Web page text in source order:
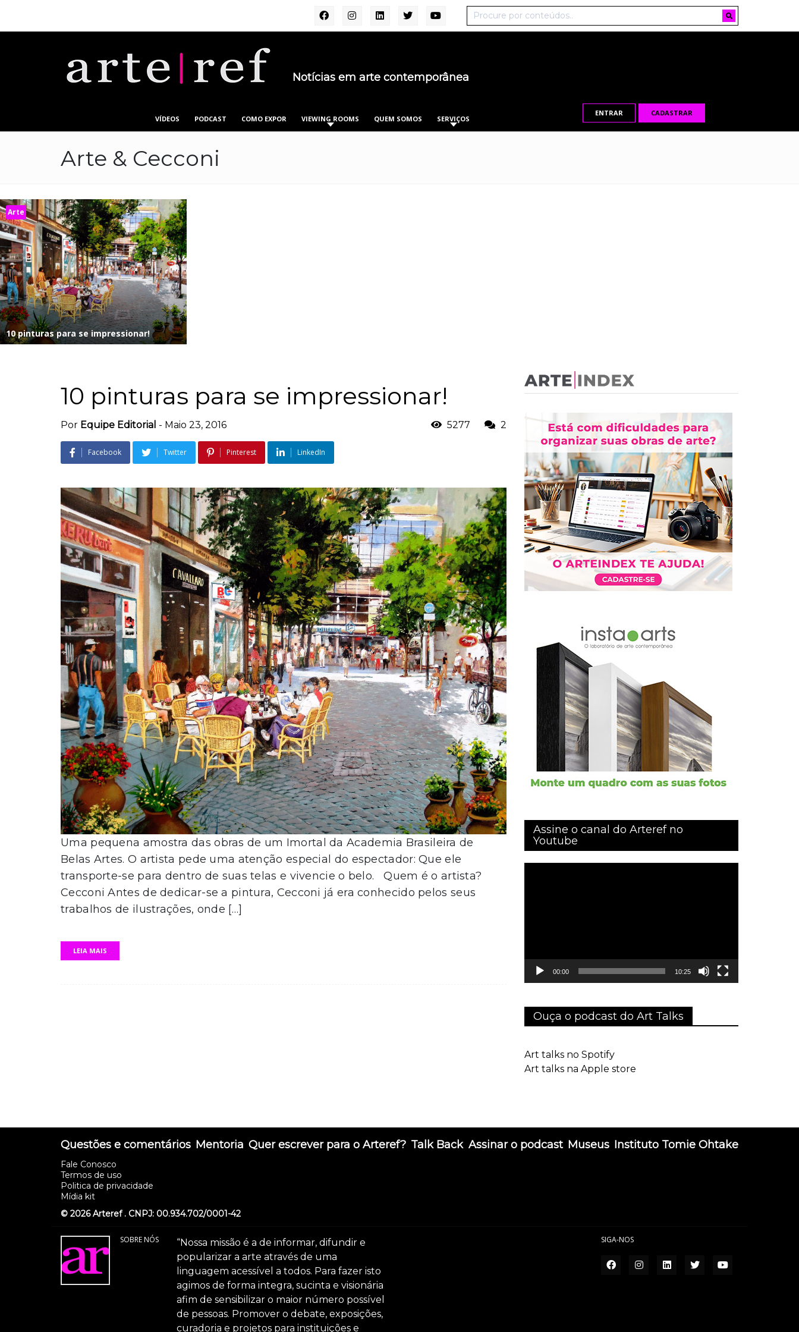
Notícias em arte contemporânea
VÍDEOS PODCAST COMO EXPOR VIEWING ROOMS QUEM SOMOS SERVIÇOS
ENTRAR CADASTRAR
Arte & Cecconi
Arte
10 pinturas para se impressionar!
10 pinturas para se impressionar!
Por Equipe Editorial - Maio 23, 2016 5277 2
Facebook Twitter Pinterest LinkedIn
Uma pequena amostra das obras de um Imortal da Academia Brasileira de
Belas Artes. O artista pede uma atenção especial do espectador: Que ele
transporte-se para dentro de suas telas e vivencie o belo. Quem é o artista?
Cecconi Antes de dedicar-se a pintura, Cecconi já era conhecido pelos seus
trabalhos de ilustrações, onde […]
LEIA MAIS
Assine o canal do Arteref no
Youtube
00:00 10:25
Ouça o podcast do Art Talks
Art talks no Spotify
Art talks na Apple store
Questões e comentários
Fale Conosco
Termos de uso
Politica de privacidade
Mídia kit
Mentoria Quer escrever para o Arteref? Talk Back Assinar o podcast Museus Instituto Tomie Ohtake
© 2026 Arteref . CNPJ: 00.934.702/0001-42
SOBRE NÓS
“Nossa missão é a de informar, difundir e
popularizar a arte através de uma
linguagem acessível a todos. Para fazer isto
agimos de forma integra, sucinta e visionária
afim de sensibilizar o maior número possível
de pessoas. Promover o debate, exposições,
curadoria e projetos para instituições e
SIGA-NOS